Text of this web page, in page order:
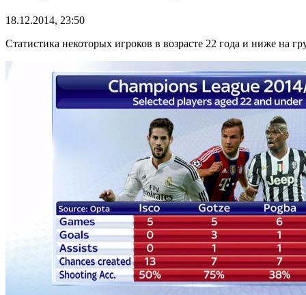
18.12.2014, 23:50
Статистика некоторых игроков в возрасте 22 года и ниже на